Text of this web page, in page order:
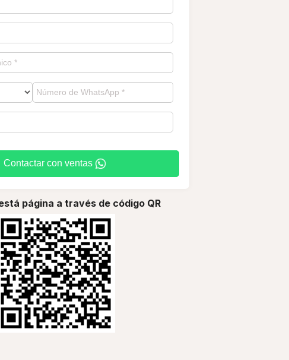
Contactar con ventas
página a través de código QR